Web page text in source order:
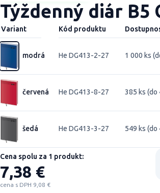
Týždenný diár B5
Variant Kód produktu
modrá He DG413-2-27 1 000 ks
červená He DG413-8-27 385 ks (do
šedá He DG413-3-27 549 ks (do
Cena spolu za 1 produkt:
7,38 €
cena s DPH 9,08 €